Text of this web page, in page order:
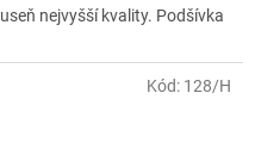
nejvyšší kvality. Podšívka
Kód: 128/H